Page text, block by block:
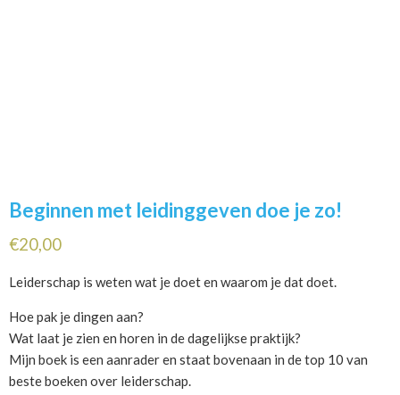
Beginnen met leidinggeven doe je zo!
€20,00
Leiderschap is weten wat je doet en waarom je dat doet.
Hoe pak je dingen aan?
Wat laat je zien en horen in de dagelijkse praktijk?
Mijn boek is een aanrader en staat bovenaan in de top 10 van
beste boeken over leiderschap.